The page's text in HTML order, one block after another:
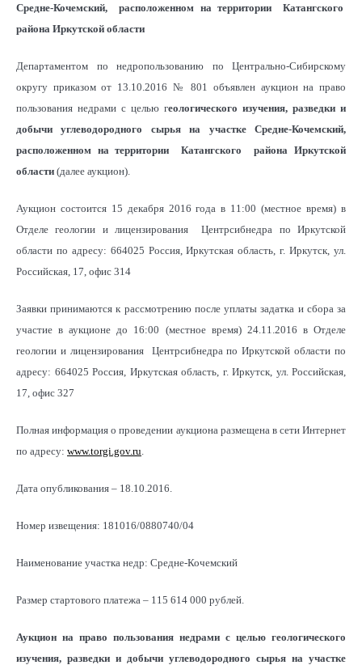
Средне-Кочемский, расположенном на территории Катангского
района Иркутской области
Департаментом по недропользованию по Центрально-Сибирскому
округу приказом от 13.10.2016 № 801 объявлен аукцион на право
пользования недрами с целью геологического изучения, разведки и
добычи углеводородного сырья на участке Средне-Кочемский,
расположенном на территории Катангского района Иркутской
области (далее аукцион).
Аукцион состоится 15 декабря 2016 года в 11:00 (местное время) в
Отделе геологии и лицензирования Центрсибнедра по Иркутской
области по адресу: 664025 Россия, Иркутская область, г. Иркутск, ул.
Российская, 17, офис 314
Заявки принимаются к рассмотрению после уплаты задатка и сбора за
участие в аукционе до 16:00 (местное время) 24.11.2016 в Отделе
геологии и лицензирования Центрсибнедра по Иркутской области по
адресу: 664025 Россия, Иркутская область, г. Иркутск, ул. Российская,
17, офис 327
Полная информация о проведении аукциона размещена в сети Интернет
по адресу: www.torgi.gov.ru
Дата опубликования – 18.10.2016.
Номер извещения: 181016/0880740/04
Наименование участка недр: Средне-Кочемский
Размер стартового платежа – 115 614 000 рублей.
Аукцион на право пользования недрами с целью геологического
изучения, разведки и добычи углеводородного сырья на участке